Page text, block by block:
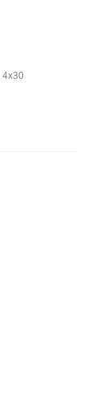
4x30